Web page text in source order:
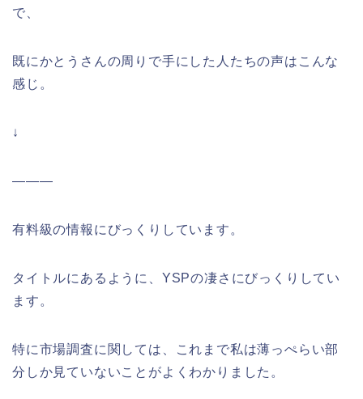
で、
既にかとうさんの周りで手にした人たちの声はこんな
感じ。
↓
———
有料級の情報にびっくりしています。
タイトルにあるように、YSPの凄さにびっくりしてい
ます。
特に市場調査に関しては、これまで私は薄っぺらい部
分しか見ていないことがよくわかりました。